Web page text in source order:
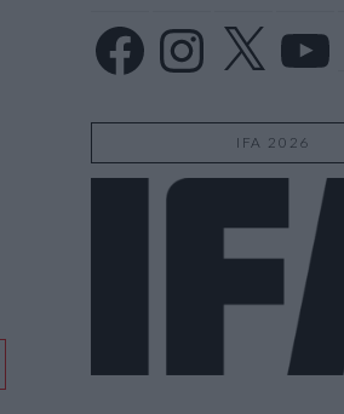
Facebook Instagram YouTube
IFA 2026